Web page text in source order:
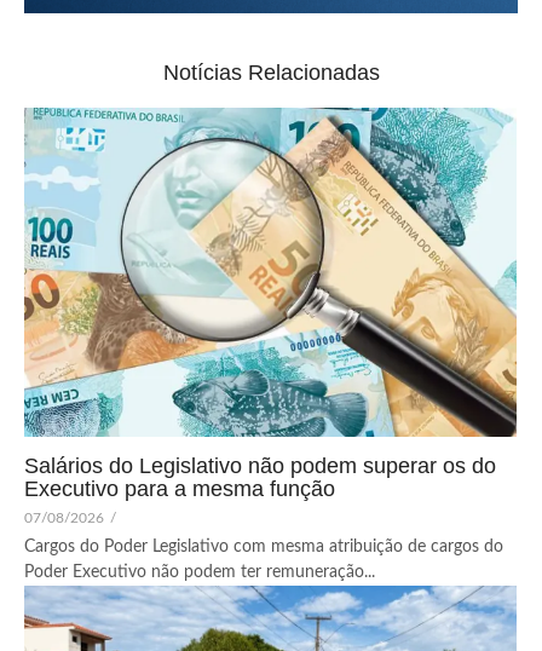
Notícias Relacionadas
Salários do Legislativo não podem superar os do
Executivo para a mesma função
07/08/2026 /
Cargos do Poder Legislativo com mesma atribuição de cargos do
Poder Executivo não podem ter remuneração...